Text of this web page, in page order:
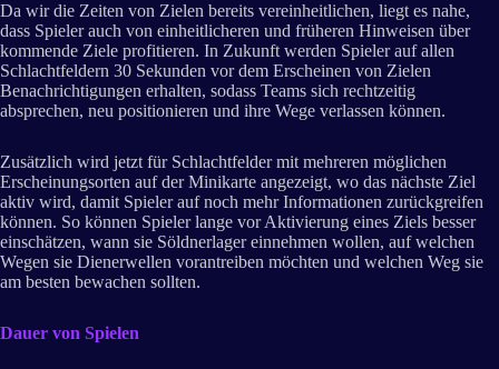
Da wir die Zeiten von Zielen bereits vereinheitlichen, liegt es nahe,
dass Spieler auch von einheitlicheren und früheren Hinweisen über
kommende Ziele profitieren. In Zukunft werden Spieler auf allen
Schlachtfeldern 30 Sekunden vor dem Erscheinen von Zielen
Benachrichtigungen erhalten, sodass Teams sich rechtzeitig
absprechen, neu positionieren und ihre Wege verlassen können.
Zusätzlich wird jetzt für Schlachtfelder mit mehreren möglichen
Erscheinungsorten auf der Minikarte angezeigt, wo das nächste Ziel
aktiv wird, damit Spieler auf noch mehr Informationen zurückgreifen
können. So können Spieler lange vor Aktivierung eines Ziels besser
einschätzen, wann sie Söldnerlager einnehmen wollen, auf welchen
Wegen sie Dienerwellen vorantreiben möchten und welchen Weg sie
am besten bewachen sollten.
Dauer von Spielen